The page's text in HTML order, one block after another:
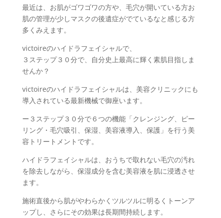
最近は、お肌がゴワゴワの方や、毛穴が開いている方お
肌の管理が少しマスクの後遺症がでているなと感じる方
多くみえます。
victoireのハイドラフェイシャルで、
３ステップ３０分で、自分史上最高に輝く素肌目指しま
せんか？
victoireのハイドラフェイシャルは、美容クリニックにも
導入されている最新機械で御座います。
ー３ステップ３０分で６つの機能「クレンジング、ピー
リング・毛穴吸引、保湿、美容液導入、保護」を行う美
容トリートメントです。
ハイドラフェイシャルは、おうちで取れない毛穴の汚れ
を除去しながら、保湿成分を含む美容液を肌に浸透させ
ます。
施術直後から肌がやわらかくツルツルに明るくトーンア
ップし、さらにその効果は長期間持続します。